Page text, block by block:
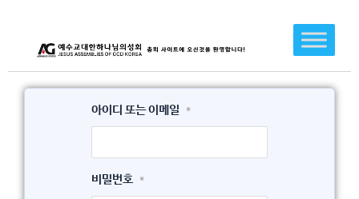
로
아이디 또는 이메일 *
비밀번호 *